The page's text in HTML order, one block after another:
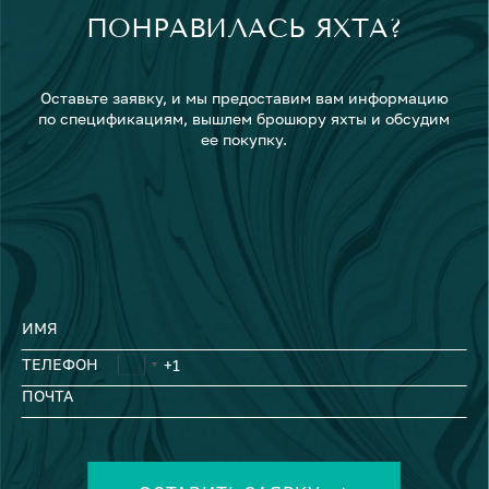
ПОНРАВИЛАСЬ ЯХТА?
Оставьте заявку, и мы предоставим вам информацию
по спецификациям, вышлем брошюру яхты и обсудим
ее покупку.
ИМЯ
ТЕЛЕФОН
ПОЧТА